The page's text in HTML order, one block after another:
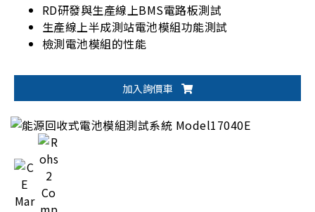
RD研發與生產線上BMS電路板測試
生產線上半成測站電池模組功能測試
檢測電池模組的性能
加入詢價車